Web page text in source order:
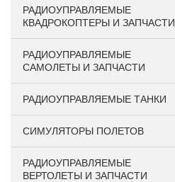
РАДИОУПРАВЛЯЕМЫЕ
КВАДРОКОПТЕРЫ И ЗАПЧАСТИ
РАДИОУПРАВЛЯЕМЫЕ
САМОЛЕТЫ И ЗАПЧАСТИ
РАДИОУПРАВЛЯЕМЫЕ ТАНКИ
СИМУЛЯТОРЫ ПОЛЕТОВ
РАДИОУПРАВЛЯЕМЫЕ
ВЕРТОЛЕТЫ И ЗАПЧАСТИ